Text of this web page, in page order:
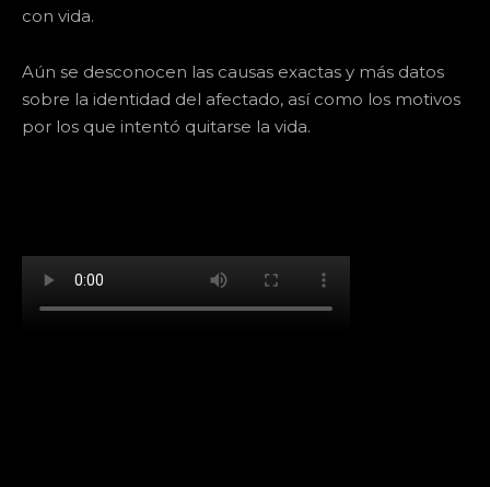
con vida.
Aún se desconocen las causas exactas y más datos
sobre la identidad del afectado, así como los motivos
por los que intentó quitarse la vida.